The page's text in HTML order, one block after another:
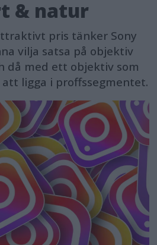
& natur
pris tänker Sony
vilja satsa på objektiv
då med ett objektiv som
ligga i proffssegmentet.